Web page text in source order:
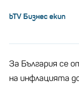
bTV Бизнес екип
За България се
на инфлацията